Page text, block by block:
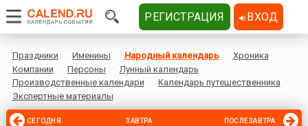
Праздники Именины Народный календарь
Хроника
Компании
Персоны
Лунный календарь
Производственные календари
Календарь путешественника
Экспертные материалы
СЕГОДНЯ ЗАВТРА ПОСЛЕЗАВТРА
РЕГИСТРАЦИЯ ВХОД